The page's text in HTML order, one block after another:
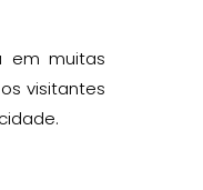
em muitas
visitantes